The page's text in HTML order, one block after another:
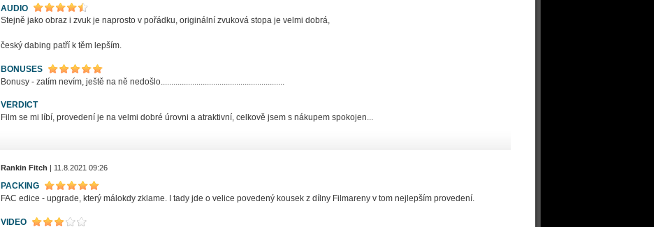
AUDIO
Stejně jako obraz i zvuk je naprosto v pořádku, originální zvuková stopa je velmi dobrá,
český dabing patří k těm lepším.
BONUSES
Bonusy - zatím nevím, ještě na ně nedošlo...........................................................
VERDICT
Film se mi líbí, provedení je na velmi dobré úrovni a atraktivní, celkově jsem s nákupem spokojen...
Rankin Fitch | 11.8.2021 09:26
PACKING
FAC edice - upgrade, který málokdy zklame. I tady jde o velice povedený kousek z dílny Filmareny v tom nejlepším provedení.
VIDEO